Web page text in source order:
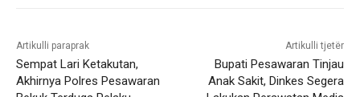
Artikulli paraprak
Sempat Lari Ketakutan,
Akhirnya Polres Pesawaran
Artikulli tjetër
Bupati Pesawaran Tinjau
Anak Sakit, Dinkes Segera